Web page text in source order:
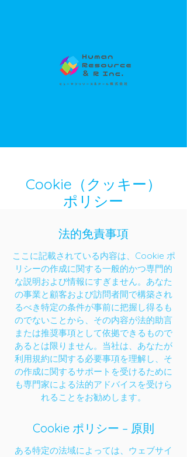
Cookie（クッキー）
ポリシー
法的免責事項
ここに記載されている内容は、Cookie ポ
リシーの作成に関する一般的かつ専門的
な説明および情報にすぎません。あなた
の事業と顧客および訪問者間で構築され
るべき特定の条件が事前に把握し得るも
のでないことから、その内容が法的助言
または推奨事項として依拠できるもので
あるとは限りません。当社は、あなたが
利用規約に関する必要事項を理解し、そ
の作成に関するサポートを受けるために
も専門家による法的アドバイスを受けら
れることをお勧めします。
Cookie ポリシー – 原則
ある特定の法域によっては、ウェブサイ